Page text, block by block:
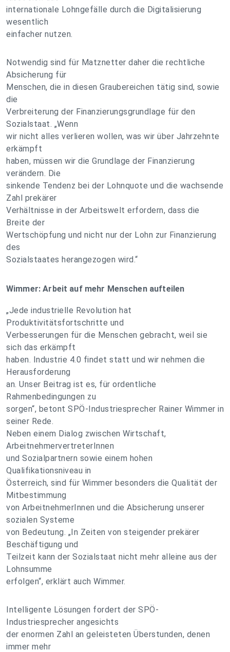
internationale Lohngefälle durch die Digitalisierung
wesentlich
einfacher nutzen.
Notwendig sind für Matznetter daher die rechtliche
Absicherung für
Menschen, die in diesen Graubereichen tätig sind, sowie
die
Verbreiterung der Finanzierungsgrundlage für den
Sozialstaat. „Wenn
wir nicht alles verlieren wollen, was wir über Jahrzehnte
erkämpft
haben, müssen wir die Grundlage der Finanzierung
verändern. Die
sinkende Tendenz bei der Lohnquote und die wachsende
Zahl prekärer
Verhältnisse in der Arbeitswelt erfordern, dass die
Breite der
Wertschöpfung und nicht nur der Lohn zur Finanzierung
des
Sozialstaates herangezogen wird.“
Wimmer: Arbeit auf mehr Menschen aufteilen
„Jede industrielle Revolution hat
Produktivitätsfortschritte und
Verbesserungen für die Menschen gebracht, weil sie
sich das erkämpft
haben. Industrie 4.0 findet statt und wir nehmen die
Herausforderung
an. Unser Beitrag ist es, für ordentliche
Rahmenbedingungen zu
sorgen“, betont SPÖ-Industriesprecher Rainer Wimmer in
seiner Rede.
Neben einem Dialog zwischen Wirtschaft,
ArbeitnehmervertreterInnen
und Sozialpartnern sowie einem hohen
Qualifikationsniveau in
Österreich, sind für Wimmer besonders die Qualität der
Mitbestimmung
von ArbeitnehmerInnen und die Absicherung unserer
sozialen Systeme
von Bedeutung. „In Zeiten von steigender prekärer
Beschäftigung und
Teilzeit kann der Sozialstaat nicht mehr alleine aus der
Lohnsumme
erfolgen“, erklärt auch Wimmer.
Intelligente Lösungen fordert der SPÖ-
Industriesprecher angesichts
der enormen Zahl an geleisteten Überstunden, denen
immer mehr